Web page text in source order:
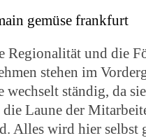
Regionalität und die
stehen im
wechselt ständig, da
Laune der
Alles wird hier selbst